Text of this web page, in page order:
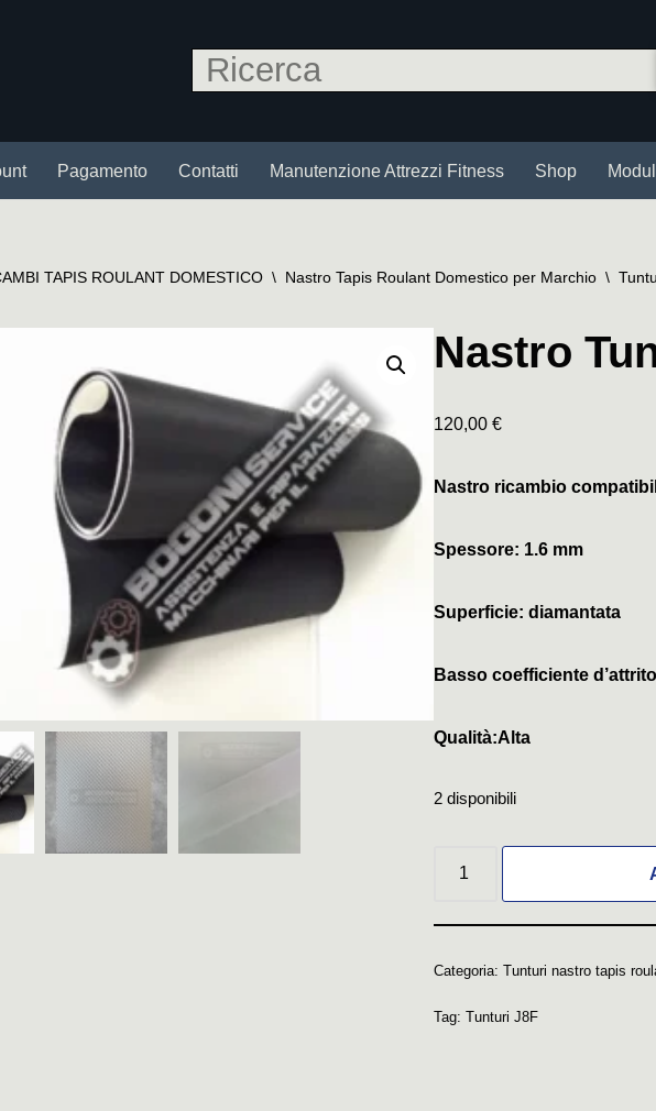
Pagamento Contatti Manutenzione Attrezzi Fitness Shop
TAPIS ROULANT DOMESTICO \ Nastro Tapis Roulant Domestico per Marchio \
Nastro
120,00€
Nastro ricambio
Spessore: 1.6 mm
Superficie: diamantata
Basso coefficiente d’attrito
Qualità:Alta
2 disponibili
Categoria:Tunturi nastro tapis
Tag:Tunturi J8F